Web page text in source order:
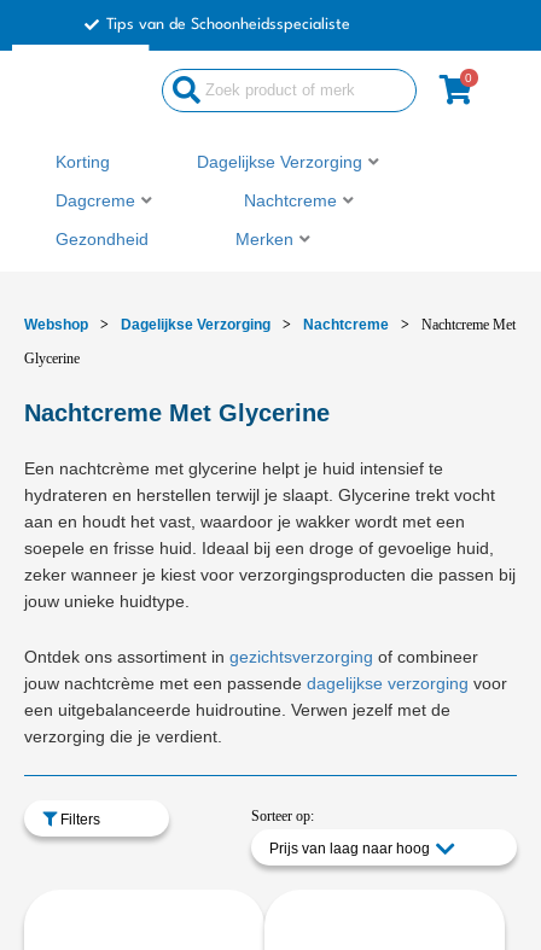
Tips van de Schoonheidsspecialiste
Search
...
0
Korting Dagelijkse Verzorging
Dagcreme Nachtcreme
Gezondheid Merken
Webshop > Dagelijkse Verzorging > Nachtcreme >
Nachtcreme Met
Glycerine
Nachtcreme Met Glycerine
Een nachtcrème met glycerine helpt je huid intensief te
hydrateren en herstellen terwijl je slaapt. Glycerine trekt vocht
aan en houdt het vast, waardoor je wakker wordt met een
soepele en frisse huid. Ideaal bij een droge of gevoelige huid,
zeker wanneer je kiest voor verzorgingsproducten die passen bij
jouw unieke huidtype.
Ontdek ons assortiment in gezichtsverzorging of combineer
jouw nachtcrème met een passende dagelijkse verzorging voor
een uitgebalanceerde huidroutine. Verwen jezelf met de
verzorging die je verdient.
Filters
Sorteer op:
Prijs van laag naar hoog